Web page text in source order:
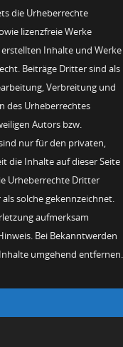
die Urheberrechte
lizenzfreie Werke
Inhalte und Werke
Beiträge Dritter sind als
Verbreitung und
des Urheberrechtes
Autors bzw.
nur für den privaten,
die Inhalte auf dieser Seite
Urheberrechte Dritter
solche gekennzeichnet.
aufmerksam
Bei Bekanntwerden
umgehend entfernen.